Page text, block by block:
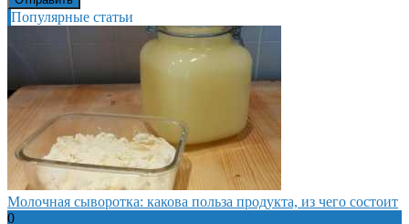
Популярные статьи
Молочная сыворотка: какова польза продукта, из чего состоит
0